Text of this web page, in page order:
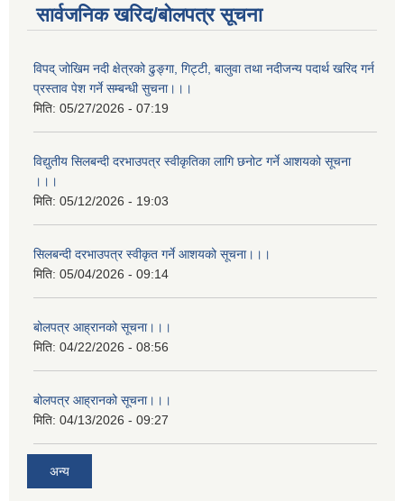
सार्वजनिक खरिद/बोलपत्र सूचना
विपद् जोखिम नदी क्षेत्रको ढुङ्गा, गिट्टी, बालुवा तथा नदीजन्य पदार्थ खरिद गर्न
प्रस्ताव पेश गर्ने सम्बन्धी सुचना।।।
मिति: 05/27/2026 - 07:19
विद्युतीय सिलबन्दी दरभाउपत्र स्वीकृतिका लागि छनोट गर्ने आशयको सूचना
।।।
मिति: 05/12/2026 - 19:03
सिलबन्दी दरभाउपत्र स्वीकृत गर्ने आशयको सूचना।।।
मिति: 05/04/2026 - 09:14
बोलपत्र आह्रानको सूचना।।।
मिति: 04/22/2026 - 08:56
बोलपत्र आह्रानको सूचना।।।
मिति: 04/13/2026 - 09:27
अन्य